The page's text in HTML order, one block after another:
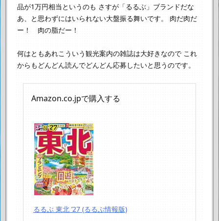
品が1万円相当というのも さすが「るるぶ」ブランドだな
あ、と思わずにはいられない大盤振る舞いです。
肉だ肉だ
ー！ 肉の脂だー！
何はともあれこういう観光案内の雑誌は大好きなので これ
からもどんどん読んでどんどん応募したいと思うのです。
Amazon.co.jpで購入する
るるぶ 東北 ’27 (るるぶ情報版)